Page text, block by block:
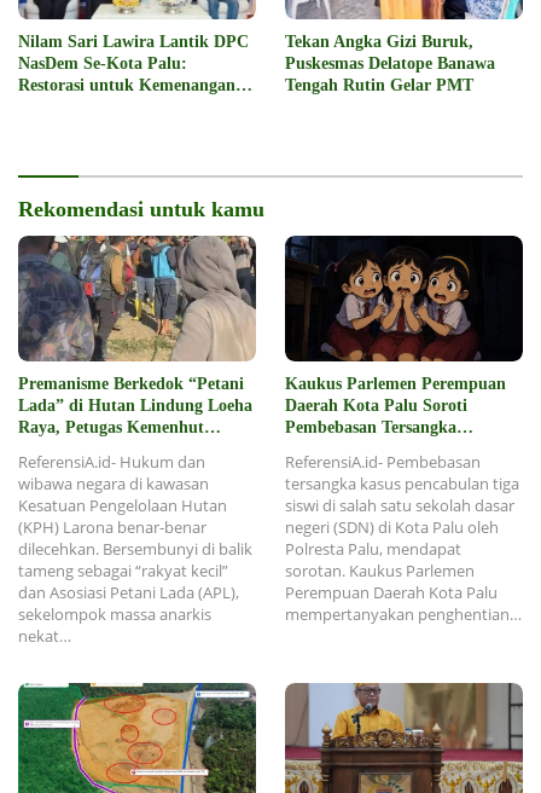
Nilam Sari Lawira Lantik DPC
NasDem Se-Kota Palu:
Restorasi untuk Kemenangan
Tekan Angka Gizi Buruk,
Puskesmas Delatope Banawa
Tengah Rutin Gelar PMT
Rekomendasi untuk kamu
Premanisme Berkedok “Petani
Lada” di Hutan Lindung Loeha
Raya, Petugas Kemenhut
ReferensiA.id- Hukum dan
wibawa negara di kawasan
Kesatuan Pengelolaan Hutan
(KPH) Larona benar-benar
dilecehkan. Bersembunyi di balik
tameng sebagai “rakyat kecil”
dan Asosiasi Petani Lada (APL),
sekelompok massa anarkis
nekat…
Kaukus Parlemen Perempuan
Daerah Kota Palu Soroti
Pembebasan Tersangka
ReferensiA.id- Pembebasan
tersangka kasus pencabulan tiga
siswi di salah satu sekolah dasar
negeri (SDN) di Kota Palu oleh
Polresta Palu, mendapat
sorotan. Kaukus Parlemen
Perempuan Daerah Kota Palu
mempertanyakan penghentian…